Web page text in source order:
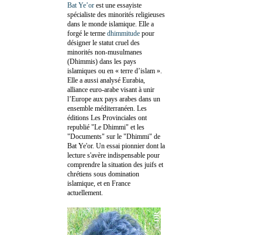
Bat Ye’or est une essayiste
spécialiste des minorités religieuses
dans le monde islamique. Elle a
forgé le terme dhimmitude pour
désigner le statut cruel des
minorités non-musulmanes
(Dhimmis) dans les pays
islamiques ou en « terre d’islam ».
Elle a aussi analysé Eurabia,
alliance euro-arabe visant à unir
l’Europe aux pays arabes dans un
ensemble méditerranéen. Les
éditions Les Provinciales ont
republié "Le Dhimmi" et les
"Documents" sur le "Dhimmi" de
Bat Ye'or. Un essai pionnier dont la
lecture s'avère indispensable pour
comprendre la situation des juifs et
chrétiens sous domination
islamique, et en France
actuellement.